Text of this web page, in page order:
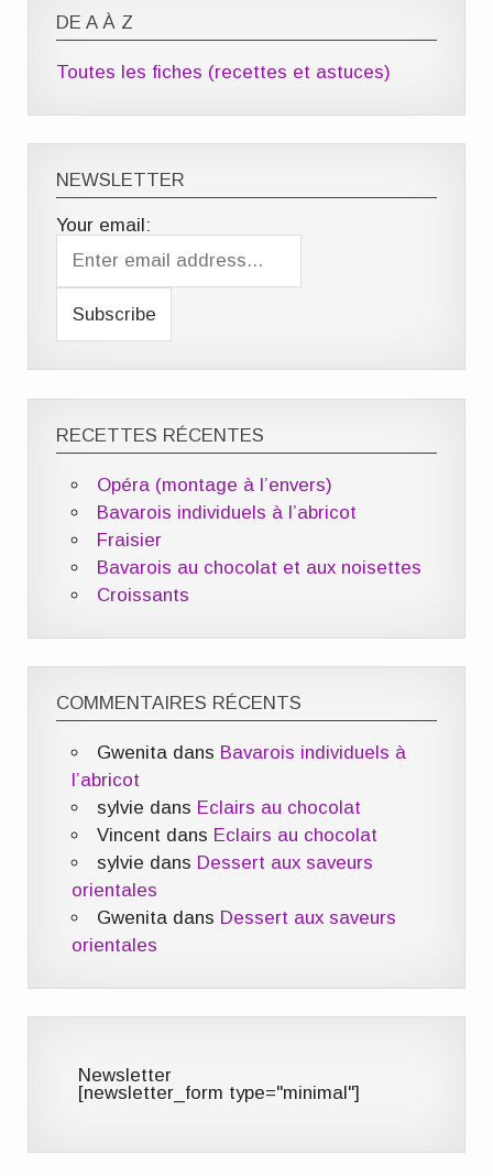
DE A À Z
Toutes les fiches (recettes et astuces)
NEWSLETTER
Your email:
RECETTES RÉCENTES
Opéra (montage à l’envers)
Bavarois individuels à l’abricot
Fraisier
Bavarois au chocolat et aux noisettes
Croissants
COMMENTAIRES RÉCENTS
Gwenitadans Bavarois individuels à
l’abricot
sylvie dans Eclairs au chocolat
Vincentdans Eclairs au chocolat
sylvie dans Dessert aux saveurs
orientales
Gwenitadans Dessert aux saveurs
orientales
Newsletter
[newsletter_form type="minimal"]